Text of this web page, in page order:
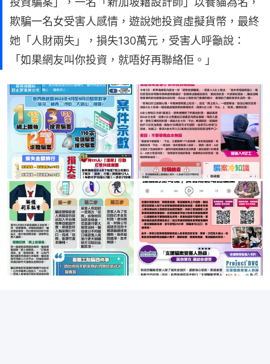
欺騙一名女受害人感情，遊說她投資虛擬貨幣，最終
她「人財兩失」，損失130萬元，受害人呼籲說：
「如果網友叫你投資，就唔好再聯絡佢。」